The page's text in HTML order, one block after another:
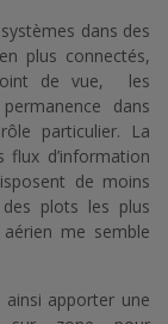
dans des
plus connectés,
de vue, les
dans
particulier. La
flux d’information
de moins
plots les plus
me semble
apporter une